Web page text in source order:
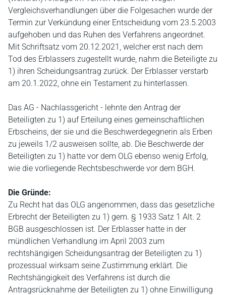
Vergleichsverhandlungen über die Folgesachen wurde der
Termin zur Verkündung einer Entscheidung vom 23.5.2003
aufgehoben und das Ruhen des Verfahrens angeordnet.
Mit Schriftsatz vom 20.12.2021, welcher erst nach dem
Tod des Erblassers zugestellt wurde, nahm die Beteiligte zu
1) ihren Scheidungsantrag zurück. Der Erblasser verstarb
am 20.1.2022, ohne ein Testament zu hinterlassen.
Das AG - Nachlassgericht - lehnte den Antrag der
Beteiligten zu 1) auf Erteilung eines gemeinschaftlichen
Erbscheins, der sie und die Beschwerdegegnerin als Erben
zu jeweils 1/2 ausweisen sollte, ab. Die Beschwerde der
Beteiligten zu 1) hatte vor dem OLG ebenso wenig Erfolg,
wie die vorliegende Rechtsbeschwerde vor dem BGH.
Die Gründe:
Zu Recht hat das OLG angenommen, dass das gesetzliche
Erbrecht der Beteiligten zu 1) gem. § 1933 Satz 1 Alt. 2
BGB ausgeschlossen ist. Der Erblasser hatte in der
mündlichen Verhandlung im April 2003 zum
rechtshängigen Scheidungsantrag der Beteiligten zu 1)
prozessual wirksam seine Zustimmung erklärt. Die
Rechtshängigkeit des Verfahrens ist durch die
Antragsrücknahme der Beteiligten zu 1) ohne Einwilligung